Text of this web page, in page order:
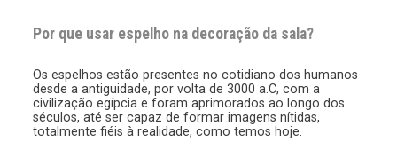
Por que usar espelho na decoração da sala?
Os espelhos estão presentes no cotidiano dos humanos
desde a antiguidade, por volta de 3000 a.C, com a
civilização egípcia e foram aprimorados ao longo dos
séculos, até ser capaz de formar imagens nítidas,
totalmente fiéis à realidade, como temos hoje.